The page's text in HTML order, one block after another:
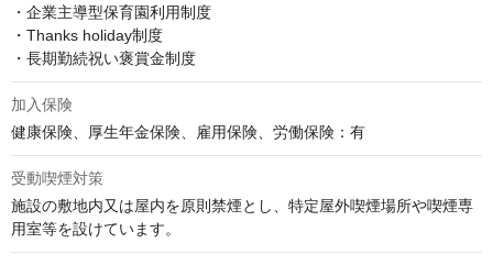
・企業主導型保育園利用制度
・Thanks holiday制度
・長期勤続祝い褒賞金制度
加入保険
健康保険、厚生年金保険、雇用保険、労働保険：有
受動喫煙対策
施設の敷地内又は屋内を原則禁煙とし、特定屋外喫煙場所や喫煙専
用室等を設けています。